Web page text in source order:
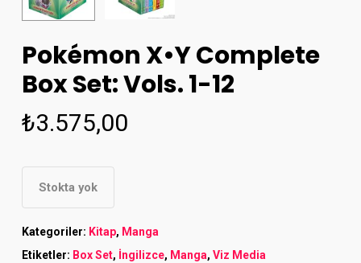
Pokémon X•Y Complete
Box Set: Vols. 1-12
₺3.575,00
Stokta yok
Kategoriler: Kitap, Manga
Etiketler: Box Set, İngilizce, Manga, Viz Media